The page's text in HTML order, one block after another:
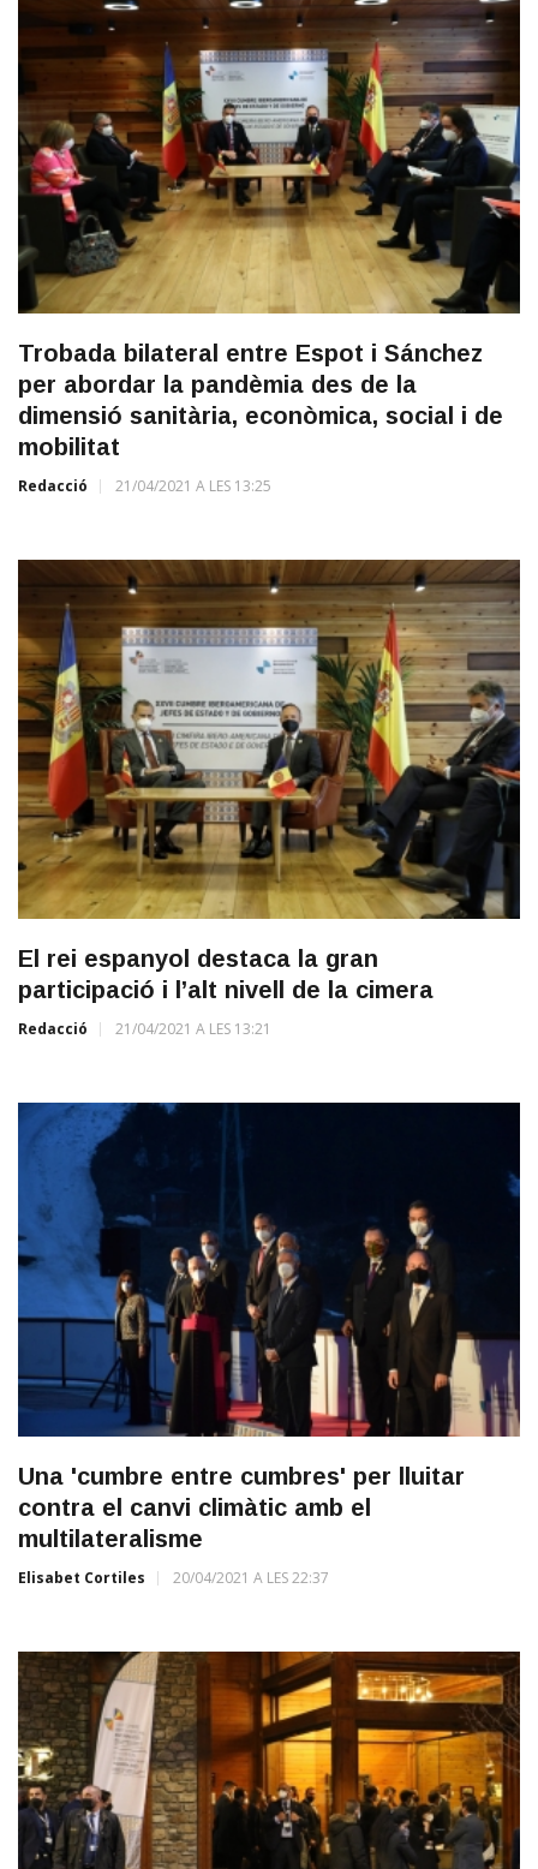
Trobada bilateral entre Espot i Sánchez
per abordar la pandèmia des de la
dimensió sanitària, econòmica, social i de
mobilitat
Redacció 21/04/2021 A LES 13:25
El rei espanyol destaca la gran
participació i l’alt nivell de la cimera
Redacció 21/04/2021 A LES 13:21
Una 'cumbre entre cumbres' per lluitar
contra el canvi climàtic amb el
multilateralisme
Elisabet Cortiles 20/04/2021 A LES 22:37